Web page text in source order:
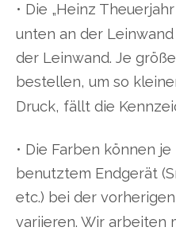
• Die „Heinz
unten an der
der Leinwand. Je
bestellen, um so
Druck, fällt die
• Die Farben können
benutztem Endgerät
etc.) bei der
variieren. Wir arbeiten